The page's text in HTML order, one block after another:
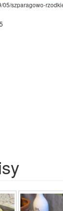
05/szparagowo-